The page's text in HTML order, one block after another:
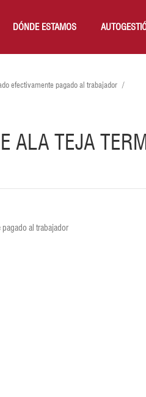
DÓNDE ESTAMOS
efectivamente pagado al trabajador
ALA TEJA
al trabajador